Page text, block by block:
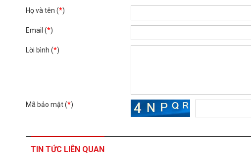
Họ và tên (*)
Email (*)
Lời bình (*)
Mã bảo mật (*)
TIN TỨC LIÊN QUAN